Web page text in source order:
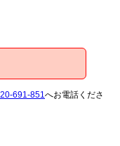
691-851へお電話くださ